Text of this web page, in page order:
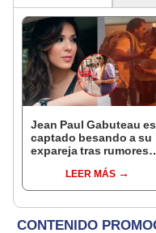
Jean Paul Gabuteau es
captado besando a su
expareja tras rumores
esposa Silvia Cornejo
LEER MÁS